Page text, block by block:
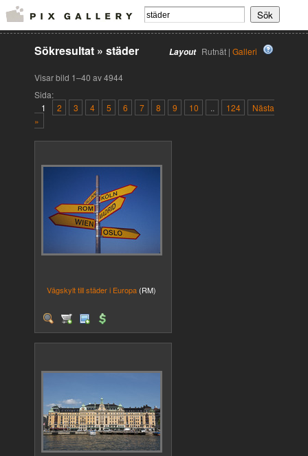
Layout Rutnät | Galleri
Sökresultat » städer
Visar bild 1–40 av 4944
Sida:
1
2 3 4 5 6 7 8 9 10 .. 124
Nästa
»
Vägskylt till städer i Europa (RM)